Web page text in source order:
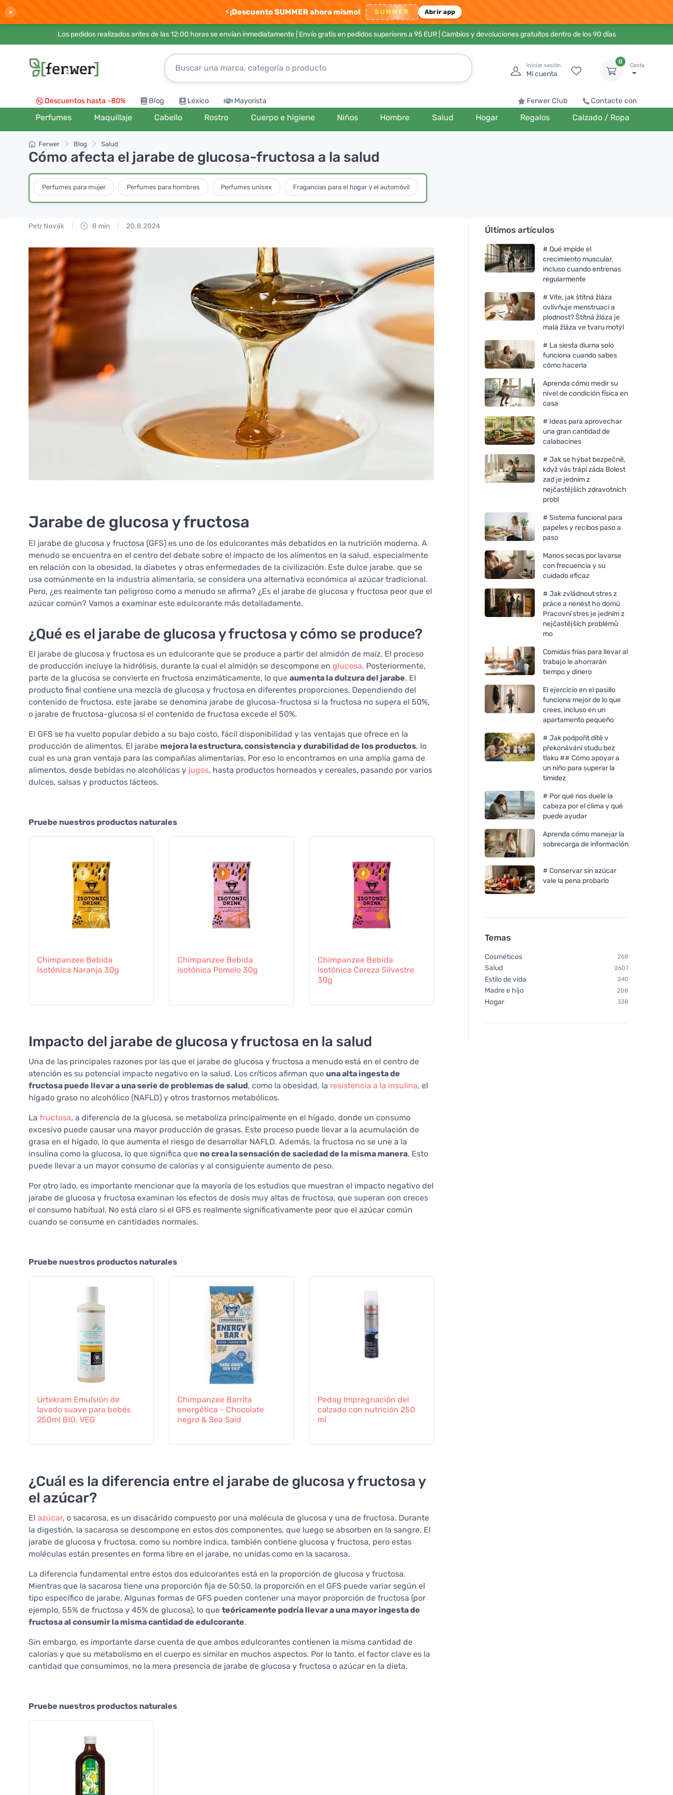
× ⚡¡Descuento SUMMER ahora mismo! SUMMER Abrir app
Los pedidos realizados antes de las 12:00 horas se envían inmediatamente | Envío gratis en pedidos superiores a 95 EUR| Cambios y devoluciones gratuitos dentro de los 90 días
Iniciar sesión
Mi cuenta
0
Cesta
Descuentos hasta -80% Blog Léxico Mayorista Ferwer Club Contacte con
Perfumes Maquillaje Cabello Rostro Cuerpo e higiene Niños Hombre Salud Hogar Regalos Calzado / Ropa
Ferwer Blog Salud
Cómo afecta el jarabe de glucosa-fructosa a la salud
Perfumes para mujer Perfumes para hombres Perfumes unisex Fragancias para el hogar y el automóvil
Petr Novák 8 min 20.8.2024
Jarabe de glucosa y fructosa
El jarabe de glucosa y fructosa (GFS) es uno de los edulcorantes más debatidos en la nutrición moderna. A
menudo se encuentra en el centro del debate sobre el impacto de los alimentos en la salud, especialmente
en relación con la obesidad, la diabetes y otras enfermedades de la civilización. Este dulce jarabe, que se
usa comúnmente en la industria alimentaria, se considera una alternativa económica al azúcar tradicional.
Pero, ¿es realmente tan peligroso como a menudo se afirma? ¿Es el jarabe de glucosa y fructosa peor que el
azúcar común? Vamos a examinar este edulcorante más detalladamente.
¿Qué es el jarabe de glucosa y fructosa y cómo se produce?
El jarabe de glucosa y fructosa es un edulcorante que se produce a partir del almidón de maíz. El proceso
de producción incluye la hidrólisis, durante la cual el almidón se descompone en glucosa. Posteriormente,
parte de la glucosa se convierte en fructosa enzimáticamente, lo que aumenta la dulzura del jarabe. El
producto final contiene una mezcla de glucosa y fructosa en diferentes proporciones. Dependiendo del
contenido de fructosa, este jarabe se denomina jarabe de glucosa-fructosa si la fructosa no supera el 50%,
o jarabe de fructosa-glucosa si el contenido de fructosa excede el 50%.
El GFS se ha vuelto popular debido a su bajo costo, fácil disponibilidad y las ventajas que ofrece en la
producción de alimentos. El jarabe mejora la estructura, consistencia y durabilidad de los productos, lo
cual es una gran ventaja para las compañías alimentarias. Por eso lo encontramos en una amplia gama de
alimentos, desde bebidas no alcohólicas y jugos, hasta productos horneados y cereales, pasando por varios
dulces, salsas y productos lácteos.
Pruebe nuestros productos naturales
Chimpanzee Bebida
isotónica Naranja 30g
Chimpanzee Bebida
isotónica Pomelo 30g
Chimpanzee Bebida
isotónica Cereza Silvestre
30g
Chimpanzee Gel energético
Limón 35g
Chimpanzee Gel
Frutas del Bosque
Impacto del jarabe de glucosa y fructosa en la salud
Una de las principales razones por las que el jarabe de glucosa y fructosa a menudo está en el centro de
atención es su potencial impacto negativo en la salud. Los críticos afirman que una alta ingesta de
fructosa puede llevar a una serie de problemas de salud, como la obesidad, la resistencia a la insulina, el
hígado graso no alcohólico (NAFLD) y otros trastornos metabólicos.
La fructosa, a diferencia de la glucosa, se metaboliza principalmente en el hígado, donde un consumo
excesivo puede causar una mayor producción de grasas. Este proceso puede llevar a la acumulación de
grasa en el hígado, lo que aumenta el riesgo de desarrollar NAFLD. Además, la fructosa no se une a la
insulina como la glucosa, lo que significa que no crea la sensación de saciedad de la misma manera. Esto
puede llevar a un mayor consumo de calorías y al consiguiente aumento de peso.
Por otro lado, es importante mencionar que la mayoría de los estudios que muestran el impacto negativo del
jarabe de glucosa y fructosa examinan los efectos de dosis muy altas de fructosa, que superan con creces
el consumo habitual. No está claro si el GFS es realmente significativamente peor que el azúcar común
cuando se consume en cantidades normales.
Pruebe nuestros productos naturales
Urtekram Emulsión de
lavado suave para bebés
250ml BIO, VEG
Chimpanzee Barrita
energética - Chocolate
negro & Sea Sald
Pedag Impregnación del
calzado con nutrición 250
ml
¿Cuál es la diferencia entre el jarabe de glucosa y fructosa y
el azúcar?
El azúcar, o sacarosa, es un disacárido compuesto por una molécula de glucosa y una de fructosa. Durante
la digestión, la sacarosa se descompone en estos dos componentes, que luego se absorben en la sangre. El
jarabe de glucosa y fructosa, como su nombre indica, también contiene glucosa y fructosa, pero estas
moléculas están presentes en forma libre en el jarabe, no unidas como en la sacarosa.
La diferencia fundamental entre estos dos edulcorantes está en la proporción de glucosa y fructosa.
Mientras que la sacarosa tiene una proporción fija de 50:50, la proporción en el GFS puede variar según el
tipo específico de jarabe. Algunas formas de GFS pueden contener una mayor proporción de fructosa (por
ejemplo, 55% de fructosa y 45% de glucosa), lo que teóricamente podría llevar a una mayor ingesta de
fructosa al consumir la misma cantidad de edulcorante.
Sin embargo, es importante darse cuenta de que ambos edulcorantes contienen la misma cantidad de
calorías y que su metabolismo en el cuerpo es similar en muchos aspectos. Por lo tanto, el factor clave es la
cantidad que consumimos, no la mera presencia de jarabe de glucosa y fructosa o azúcar en la dieta.
Pruebe nuestros productos naturales
Últimos artículos
# Qué impide el
crecimiento muscular,
incluso cuando entrenas
regularmente
# Víte, jak štítná žláza
ovlivňuje menstruaci a
plodnost? Štítná žláza je
malá žláza ve tvaru motýl
# La siesta diurna solo
funciona cuando sabes
cómo hacerla
Aprenda cómo medir su
nivel de condición física en
casa
# Ideas para aprovechar
una gran cantidad de
calabacines
# Jak se hýbat bezpečně,
když vás trápí záda Bolest
zad je jedním z
nejčastějších zdravotních
probl
# Sistema funcional para
papeles y recibos paso a
paso
Manos secas por lavarse
con frecuencia y su
cuidado eficaz
# Jak zvládnout stres z
práce a nenést ho domů
Pracovní stres je jedním z
nejčastějších problémů
mo
Comidas frías para llevar al
trabajo le ahorrarán
tiempo y dinero
El ejercicio en el pasillo
funciona mejor de lo que
crees, incluso en un
apartamento pequeño
# Jak podpořit dítě v
překonávání studu bez
tlaku ## Cómo apoyar a
un niño para superar la
timidez
# Por qué nos duele la
cabeza por el clima y qué
puede ayudar
Aprenda cómo manejar la
sobrecarga de información
# Conservar sin azúcar
vale la pena probarlo
Temas
Cosméticos 268
Salud 2607
Estilo de vida 240
Madre e hijo 208
Hogar 338